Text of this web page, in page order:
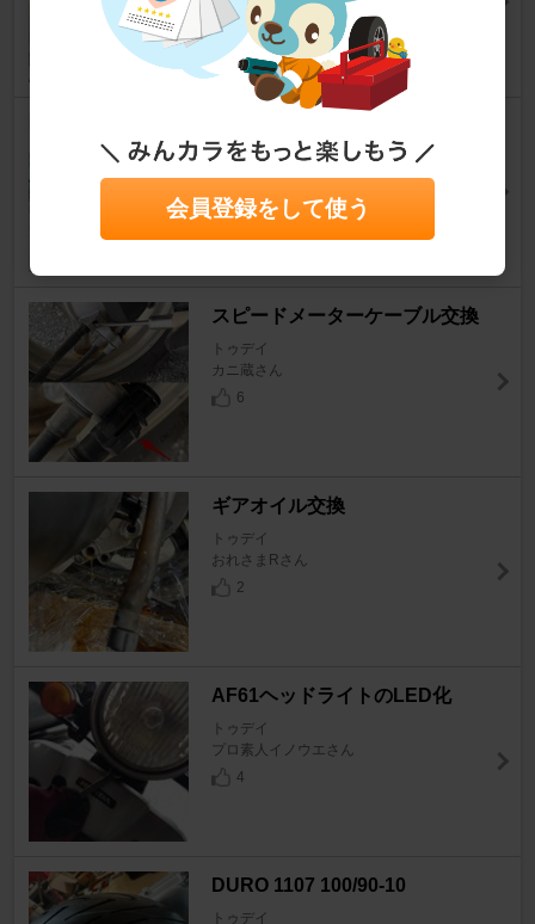
1
0
9～5000キロ
たけあき122さん
スピードメーターケーブル交換
トゥデイ
カニ蔵さん
6
ギアオイル交換
トゥデイ
おれさまRさん
2
AF61ヘッドライトのLED化
トゥデイ
プロ素人イノウエさん
4
DURO 1107 100/90-10
トゥデイ
会員登録をして使う